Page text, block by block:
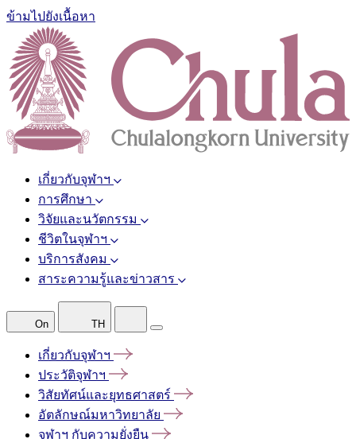
ข้ามไปยังเนื้อหา
เกี่ยวกับจุฬาฯ
การศึกษา
วิจัยและนวัตกรรม
ชีวิตในจุฬาฯ
บริการสังคม
สาระความรู้และข่าวสาร
On TH
เกี่ยวกับจุฬาฯ
ประวัติจุฬาฯ
วิสัยทัศน์และยุทธศาสตร์
อัตลักษณ์มหาวิทยาลัย
จุฬาฯ กับความยั่งยืน